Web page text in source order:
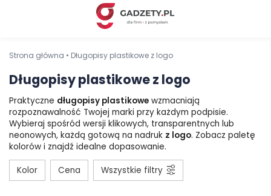
Strona główna • Długopisy plastikowe z logo
Długopisy plastikowe z logo
Praktyczne długopisy plastikowe wzmacniają
rozpoznawalność Twojej marki przy każdym podpisie.
Wybieraj spośród wersji klikowych, transparentnych lub
neonowych, każdą gotową na nadruk z logo. Zobacz paletę
kolorów i znajdź idealne dopasowanie.
Kolor Cena Wszystkie filtry